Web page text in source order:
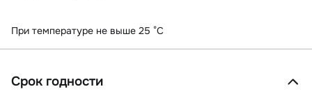
При температуре не выше 25 °C
Срок годности